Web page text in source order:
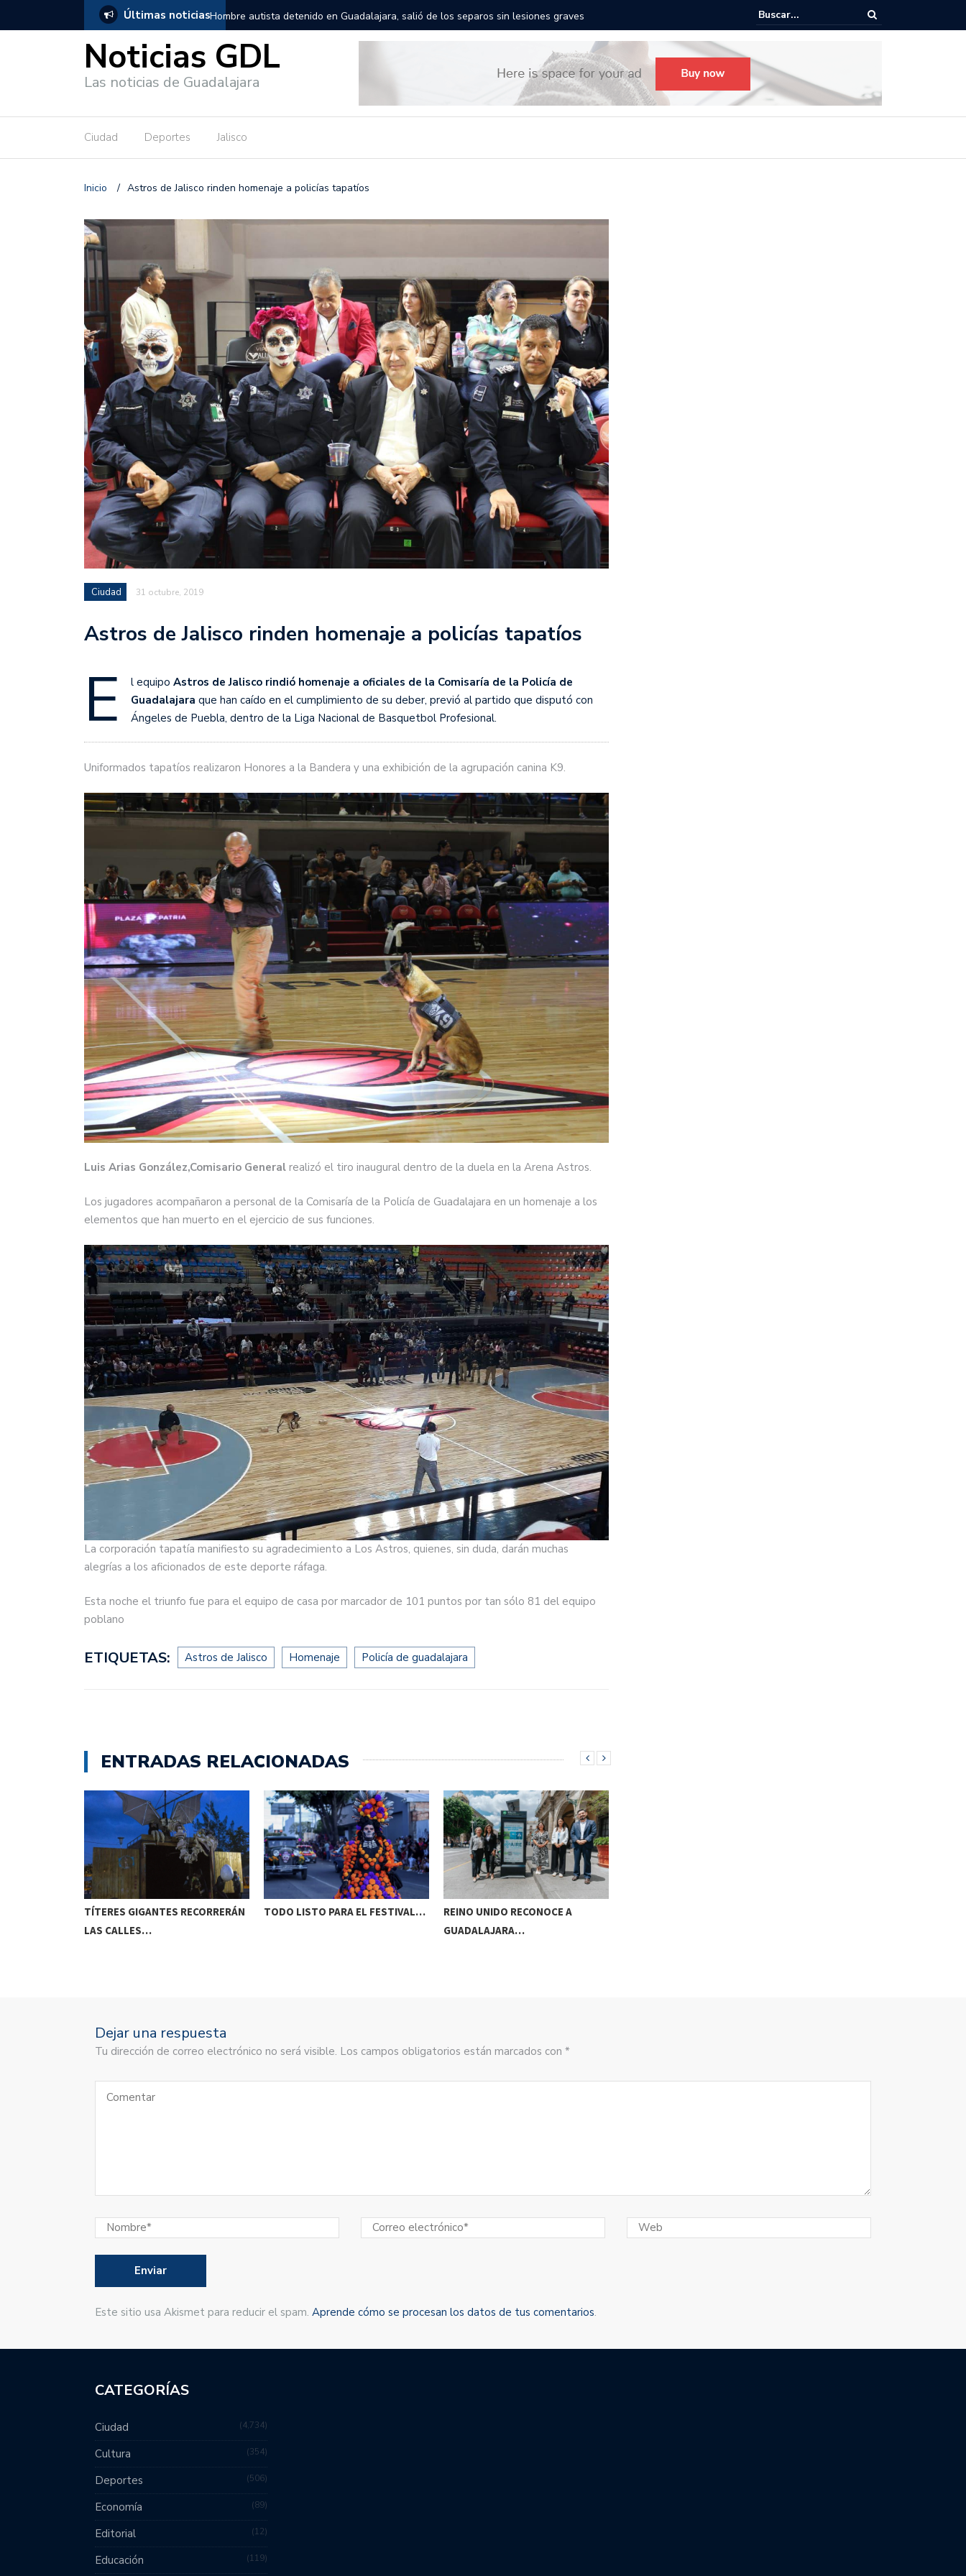
Últimas noticias
salió de los separos sin lesiones graves Títeres gigantes recorrerán las calles de Guadalajara: aparta la fecha Todo listo para el Festival Desfile Día de Muertos 2025 en Guadalajara
Noticias GDL
Las noticias de Guadalajara
Ciudad Deportes Jalisco
Inicio / Astros de Jalisco rinden homenaje a policías tapatíos
Ciudad 31 octubre, 2019
Astros de Jalisco rinden homenaje a policías tapatíos
E l equipo Astros de Jalisco rindió homenaje a oficiales de la Comisaría de la Policía de
Guadalajara que han caído en el cumplimiento de su deber, previó al partido que disputó con
Ángeles de Puebla, dentro de la Liga Nacional de Basquetbol Profesional.
Uniformados tapatíos realizaron Honores a la Bandera y una exhibición de la agrupación canina K9.
Luis Arias González,Comisario General realizó el tiro inaugural dentro de la duela en la Arena Astros.
Los jugadores acompañaron a personal de la Comisaría de la Policía de Guadalajara en un homenaje a los
elementos que han muerto en el ejercicio de sus funciones.
La corporación tapatía manifiesto su agradecimiento a Los Astros, quienes, sin duda, darán muchas
alegrías a los aficionados de este deporte ráfaga.
Esta noche el triunfo fue para el equipo de casa por marcador de 101 puntos por tan sólo 81 del equipo
poblano
ETIQUETAS: Astros de Jalisco Homenaje Policía de guadalajara
ENTRADAS RELACIONADAS
TÍTERES GIGANTES RECORRERÁN
LAS CALLES…
TODO LISTO PARA EL FESTIVAL…
REINO UNIDO RECONOCE A
GUADALAJARA…
Dejar una respuesta
Tu dirección de correo electrónico no será visible. Los campos obligatorios están marcados con *
Este sitio usa Akismet para reducir el spam. Aprende cómo se procesan los datos de tus comentarios.
CATEGORÍAS
Ciudad 4,734
Cultura 354
Deportes 506
Economía 89
Editorial 12
Educación 119